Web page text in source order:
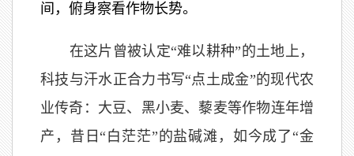
间，俯身察看作物长势。
在这片曾被认定“难以耕种”的土地上，
科技与汗水正合力书写“点土成金”的现代农
业传奇：大豆、黑小麦、藜麦等作物连年增
产，昔日“白茫茫”的盐碱滩，如今成了“金